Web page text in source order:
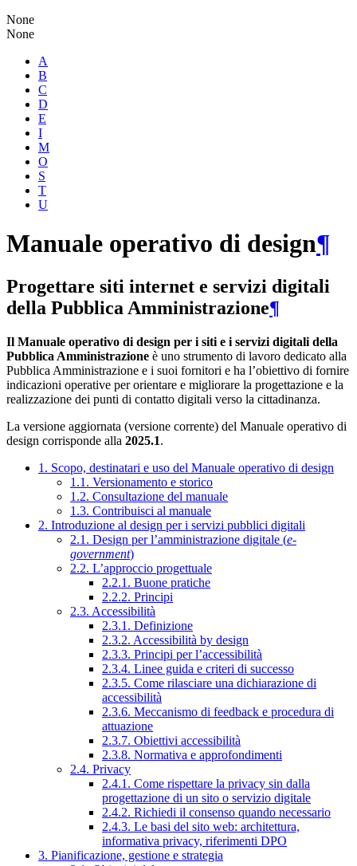
None
None
A
B
C
D
E
I
M
O
S
T
U
Manuale operativo di design¶
Progettare siti internet e servizi digitali
della Pubblica Amministrazione¶
Il Manuale operativo di design per i siti e i servizi digitali della
Pubblica Amministrazione è uno strumento di lavoro dedicato alla
Pubblica Amministrazione e i suoi fornitori e ha l’obiettivo di fornire
indicazioni operative per orientare e migliorare la progettazione e la
realizzazione dei punti di contatto digitali verso la cittadinanza.
La versione aggiornata (versione corrente) del Manuale operativo di
design corrisponde alla 2025.1.
1. Scopo, destinatari e uso del Manuale operativo di design
1.1. Versionamento e storico
1.2. Consultazione del manuale
1.3. Contribuisci al manuale
2. Introduzione al design per i servizi pubblici digitali
2.1. Design per l’amministrazione digitale (e-
government)
2.2. L’approccio progettuale
2.2.1. Buone pratiche
2.2.2. Principi
2.3. Accessibilità
2.3.1. Definizione
2.3.2. Accessibilità by design
2.3.3. Principi per l’accessibilità
2.3.4. Linee guida e criteri di successo
2.3.5. Come rilasciare una dichiarazione di
accessibilità
2.3.6. Meccanismo di feedback e procedura di
attuazione
2.3.7. Obiettivi accessibilità
2.3.8. Normativa e approfondimenti
2.4. Privacy
2.4.1. Come rispettare la privacy sin dalla
progettazione di un sito o servizio digitale
2.4.2. Richiedi il consenso quando necessario
2.4.3. Le basi del sito web: architettura,
informativa privacy, riferimenti DPO
3. Pianificazione, gestione e strategia